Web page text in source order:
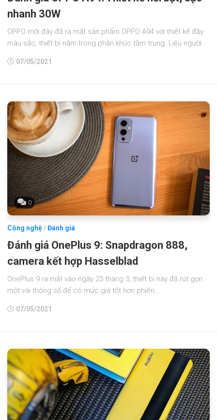
nhanh 30W
OPPO mới đây đã ra mắt sản phẩm OPPO A94 với thiết kế đầy
màu sắc, thiết bị nằm trong phân khúc tầm trung. Liệu người...
07/05/2021
0
Công nghệ/Đánh giá
Đánh giá OnePlus 9: Snapdragon 888,
camera kết hợp Hasselblad
OnePlus 9 ra mắt vào ngày 23 tháng 3, thiết bị này đã rút gọn
một vài thông số để có mức giá tốt hơn phiên...
07/05/2021